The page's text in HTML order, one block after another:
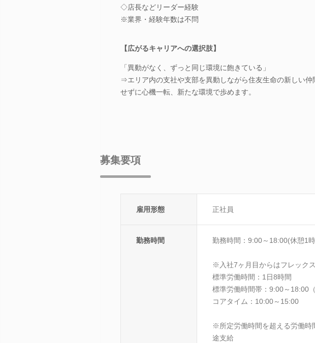
◇店長などリーダー経験
※業界・経験年数は不問
【広がるキャリアへの選択肢】
「異動がなく、ずっと同じ環境に飽きている」
⇒エリア内の支社や支部を異動しながら住友生命の新しい
せずに心機一転、新たな環境で歩めます。
募集要項
雇用形態 正社員
勤務時間 勤務時間：9:00～18:00(休憩1
※入社7ヶ月目からはフレック
標準労働時間：1日8時間
標準労働時間帯：9:00～18:00
コアタイム：10:00～15:00
※所定労働時間を超える労働時
途支給